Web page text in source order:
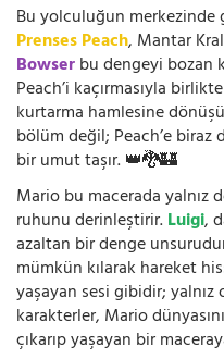
Bu yolculuğun
Prenses Peach, Mantar
Bowserbu dengeyi bozan
Peach’i kaçırmasıyla
kurtarma hamlesine
bölüm değil; Peach’e biraz
bir umut taşır. 👑🐉🏰
Mario bu macerada yalnız
ruhunu derinleştirir.Luigi,
azaltan bir denge
mümkün kılarak hareket
yaşayan sesi gibidir; yalnız
karakterler, Mario
çıkarıp yaşayan bir